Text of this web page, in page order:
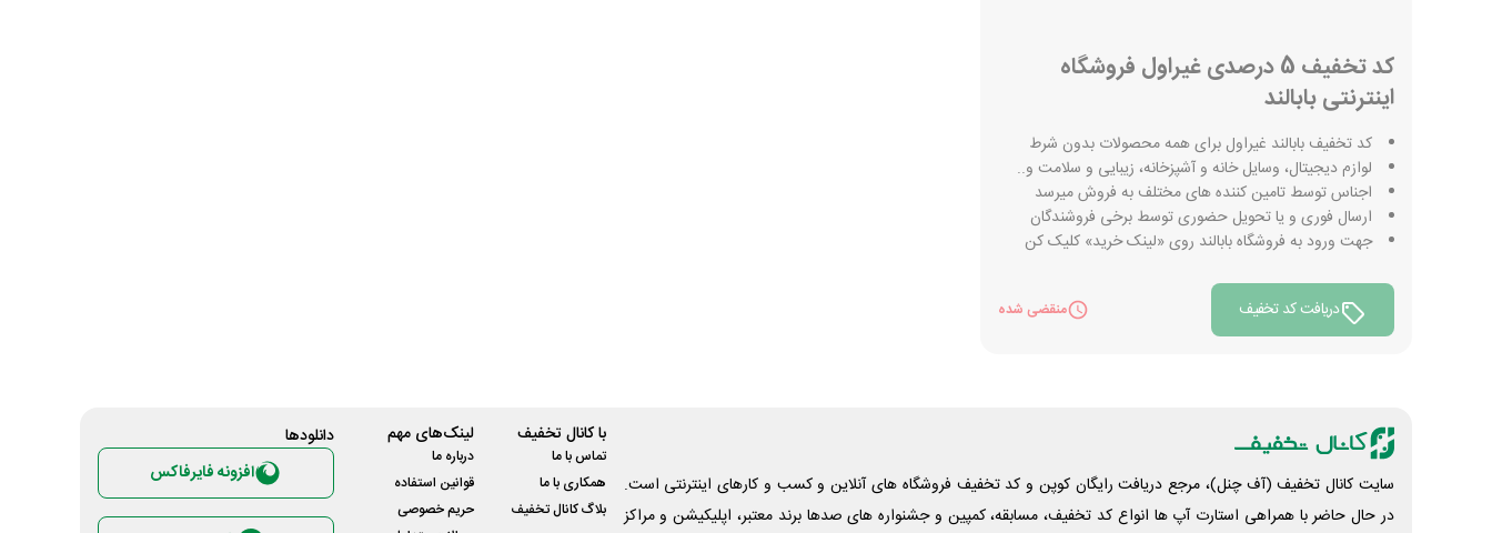
کد تخفیف 5 درصدی غیراول فروشگاه
اینترنتی بابالند
کد تخفیف بابالند غیراول برای همه محصولات بدون شرط
لوازم دیجیتال، وسایل خانه و آشپزخانه، زیبایی و سلامت و..
اجناس توسط تامین کننده های مختلف به فروش میرسد
ارسال فوری و یا تحویل حضوری توسط برخی فروشندگان
جهت ورود به فروشگاه بابالند روی «لینک خرید» کلیک کن
دریافت کد تخفیف منقضی شده
سایت کانال تخفیف (آف چنل)، مرجع دریافت رایگان کوپن و کد تخفیف فروشگاه های آنلاین و کسب و‌ کارهای اینترنتی است.
در حال حاضر با همراهی استارت آپ ها انواع کد تخفیف، مسابقه، کمپین و جشنواره های صدها برند معتبر، اپلیکیشن و مراکز
با کانال تخفیف
تماس با ما
همکاری با ما
بلاگ کانال تخفیف
لینک‌های مهم
درباره ما
قوانین استفاده
حریم خصوصی
دانلود‌ها
افزونه فایرفاکس